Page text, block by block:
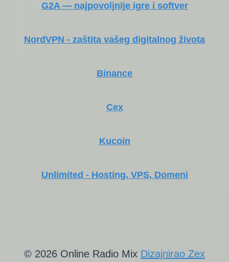
G2A — najpovoljnije igre i softver
NordVPN - zaštita vašeg digitalnog života
Binance
Cex
Kucoin
Unlimited - Hosting, VPS, Domeni
© 2026 Online Radio Mix Dizajnirao Zex